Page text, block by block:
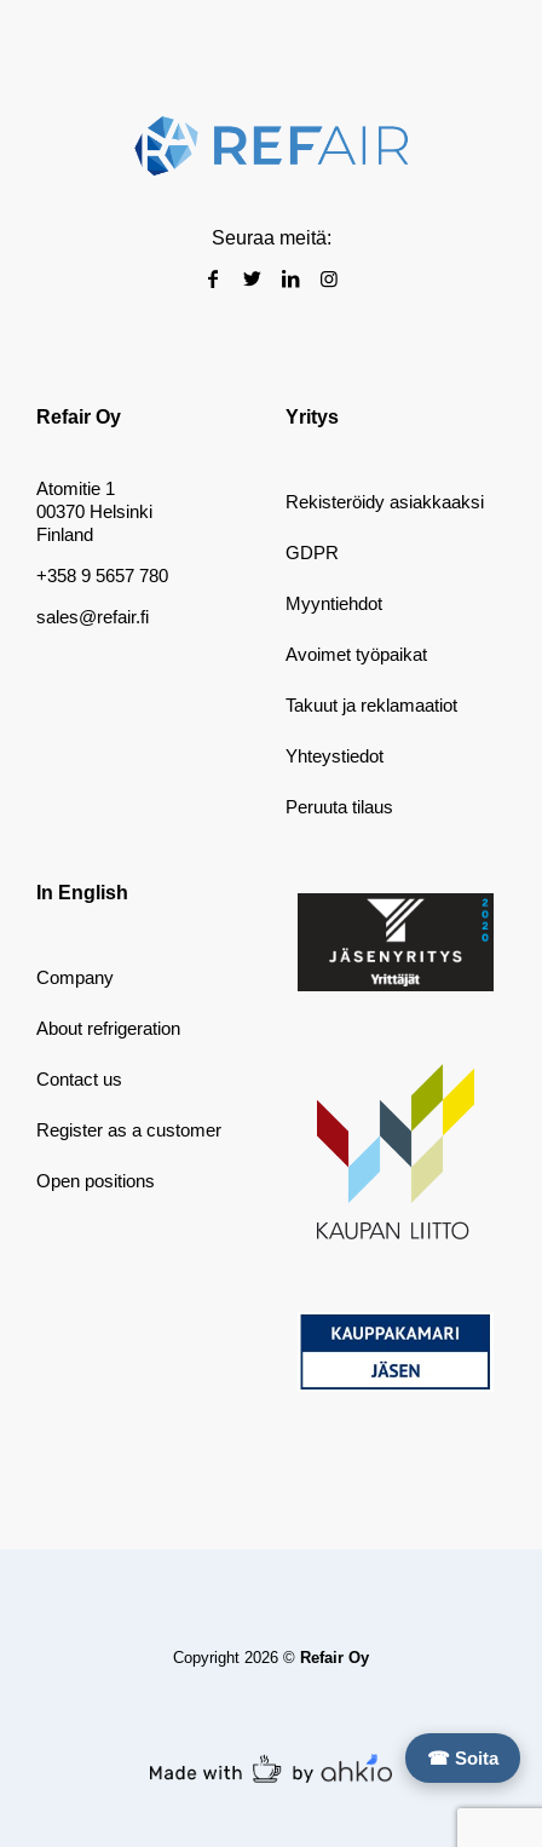
Seuraa meitä:
Refair Oy
Atomitie 1
00370 Helsinki
Finland
+358 9 5657 780
sales@refair.fi
Yritys
Rekisteröidy asiakkaaksi
GDPR
Myyntiehdot
Avoimet työpaikat
Takuut ja reklamaatiot
Yhteystiedot
Peruuta tilaus
In English
Company
About refrigeration
Contact us
Register as a customer
Open positions
☎ Soita
Copyright 2026 © Refair Oy